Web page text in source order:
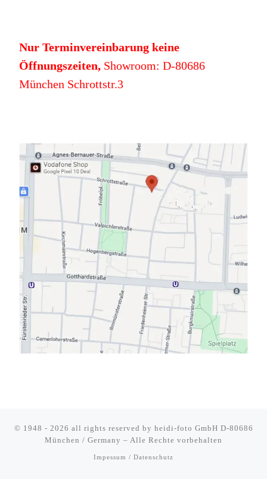
Nur Terminvereinbarung keine
Öffnungszeiten,Showroom: D-80686
München Schrottstr.3
© 1948 - 2026 all rights reserved by heidi-foto GmbH D-80686
München / Germany – Alle Rechte vorbehalten
Impessum / Datenschutz